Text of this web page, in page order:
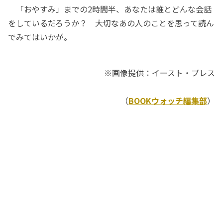
「おやすみ」までの2時間半、あなたは誰とどんな会話
をしているだろうか？ 大切なあの人のことを思って読ん
でみてはいかが。
※画像提供：イースト・プレス
（BOOKウォッチ編集部）